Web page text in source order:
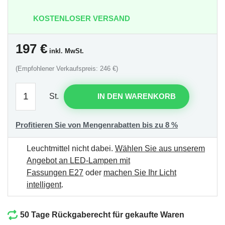
KOSTENLOSER VERSAND
197 € inkl. MwSt.
(Empfohlener Verkaufspreis: 246 €)
St. IN DEN WARENKORB
Profitieren Sie von Mengenrabatten bis zu 8 %
Leuchtmittel nicht dabei. Wählen Sie aus unserem
Angebot an LED-Lampen mit
Fassungen E27 oder machen Sie Ihr Licht
intelligent.
50 Tage Rückgaberecht für gekaufte Waren